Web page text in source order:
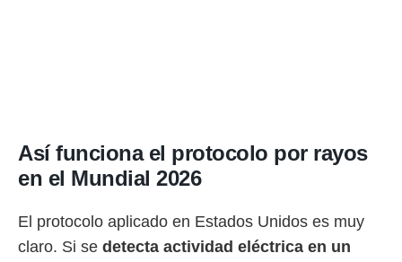
publicidad
de
1199
Así funciona el protocolo por rayos
en el Mundial 2026
El protocolo aplicado en Estados Unidos es muy
claro. Si se detecta actividad eléctrica en un